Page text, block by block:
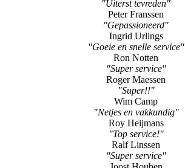
"Uiterst tevreden"
Peter Franssen
"Gepassioneerd"
Ingrid Urlings
"Goeie en snelle service"
Ron Notten
"Super service"
Roger Maessen
"Super!!"
Wim Camp
"Netjes en vakkundig"
Roy Heijmans
"Top service!"
Ralf Linssen
"Super service"